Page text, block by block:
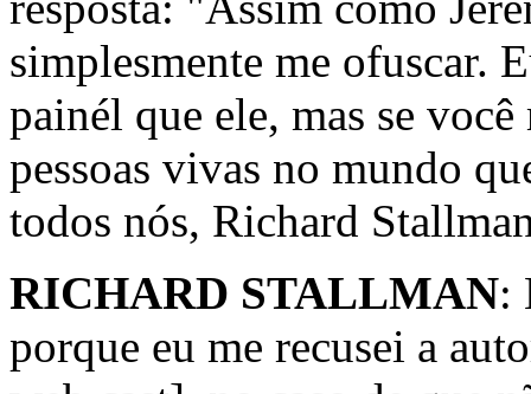
simplesmente me ofuscar.
painél que ele, mas se
pessoas vivas no mundo
todos nós, Richard
RICHARD STALLMAN:
porque eu me recusei a